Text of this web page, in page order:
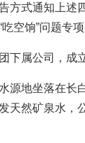
方式通知上
空饷”问题专
下属公司，成
源地坐落在长
然矿泉水，